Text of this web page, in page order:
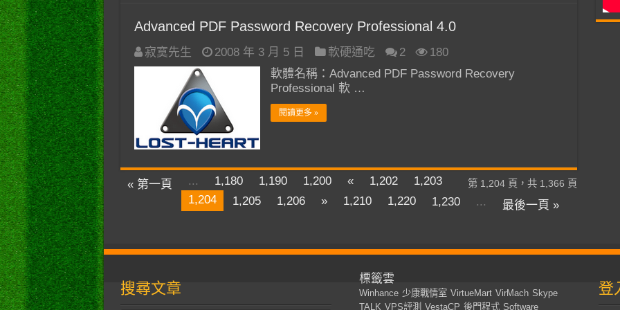
Advanced PDF Password Recovery Professional 4.0
寂寞先生 2008 年 3 月 5 日 軟硬通吃 2
180
軟體名稱：Advanced PDF Password Recovery
Professional 軟 …
閱讀更多 »
第 1,204 頁，共 1,366 頁
« 第一頁 ... 1,180 1,190 1,200 « 1,202
1,203
1,204
1,205 1,206 » 1,210 1,220 1,230 ... 最後一頁 »
搜尋文章
標籤雲
Winhance 少康戰情室 VirtueMart VirMach Skype
TALK VPS評測 VestaCP 後門程式 Software
登